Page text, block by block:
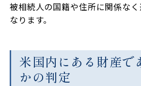
被相続人の国籍や住所に関係な
なります。
米国内にある財産で
かの判定